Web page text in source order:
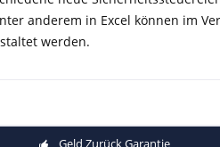
anderem in Excel können im
werden.
Geld Zurück Garantie